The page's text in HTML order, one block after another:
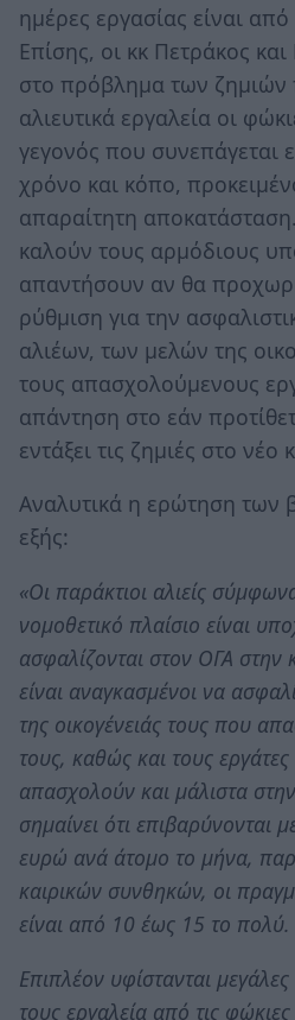
ημέρες εργασίας είναι
Επίσης, οι κκ Πετράκος
στο πρόβλημα των
αλιευτικά εργαλεία οι
γεγονός που συνεπάγεται
χρόνο και κόπο,
απαραίτητη
καλούν τους αρμόδιους
απαντήσουν αν θα
ρύθμιση για την
αλιέων, των μελών της
τους απασχολούμενους
απάντηση στο εάν
εντάξει τις ζημιές στο
Αναλυτικά η ερώτηση των
εξής:
«Οι παράκτιοι αλιείς
νομοθετικό πλαίσιο είναι
ασφαλίζονται στον ΟΓΑ στην
είναι αναγκασμένοι να
της οικογένειάς τους που
τους, καθώς και τους
απασχολούν και μάλιστα
σημαίνει ότι επιβαρύνονται
ευρώ ανά άτομο το μήνα,
καιρικών συνθηκών, οι
είναι από 10 έως 15 το πολύ.
Επιπλέον υφίστανται μεγάλες
τους εργαλεία από τις φώκιες